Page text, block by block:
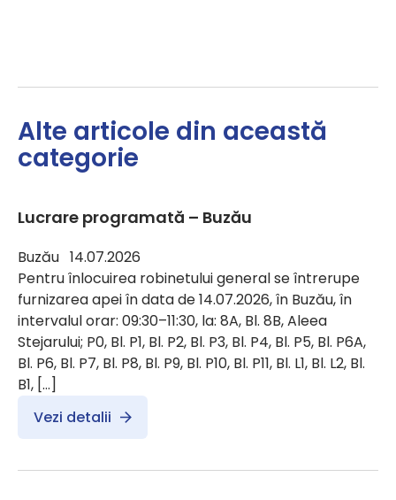
Alte articole din această
categorie
Lucrare programată – Buzău
Buzău 14.07.2026
Pentru înlocuirea robinetului general se întrerupe
furnizarea apei în data de 14.07.2026, în Buzău, în
intervalul orar: 09:30–11:30, la: 8A, Bl. 8B, Aleea
Stejarului; P0, Bl. P1, Bl. P2, Bl. P3, Bl. P4, Bl. P5, Bl. P6A,
Bl. P6, Bl. P7, Bl. P8, Bl. P9, Bl. P10, Bl. P11, Bl. L1, Bl. L2, Bl.
B1, […]
Vezi detalii